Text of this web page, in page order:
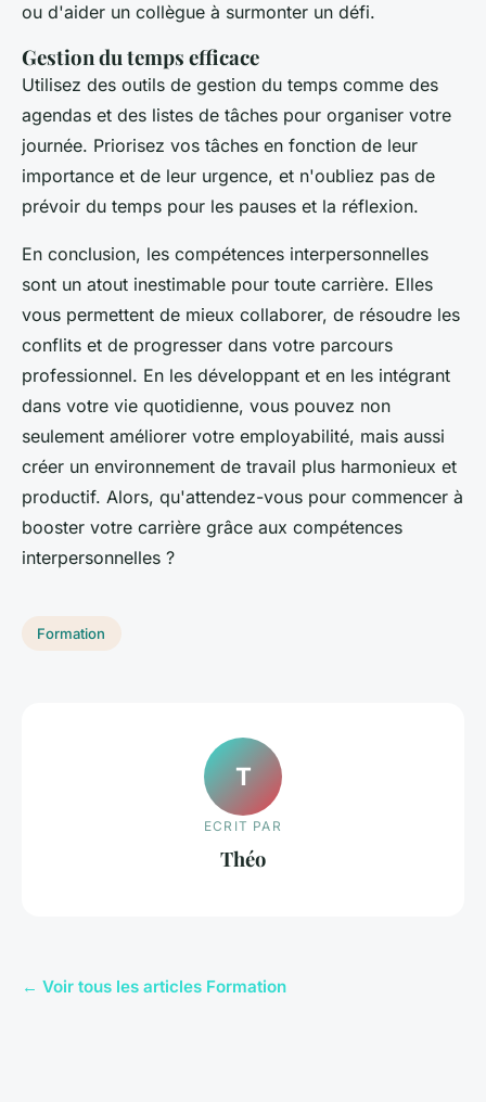
ou d'aider un collègue à surmonter un défi.
Gestion du temps efficace
Utilisez des outils de gestion du temps comme des
agendas et des listes de tâches pour organiser votre
journée. Priorisez vos tâches en fonction de leur
importance et de leur urgence, et n'oubliez pas de
prévoir du temps pour les pauses et la réflexion.
En conclusion, les compétences interpersonnelles
sont un atout inestimable pour toute carrière. Elles
vous permettent de mieux collaborer, de résoudre les
conflits et de progresser dans votre parcours
professionnel. En les développant et en les intégrant
dans votre vie quotidienne, vous pouvez non
seulement améliorer votre employabilité, mais aussi
créer un environnement de travail plus harmonieux et
productif. Alors, qu'attendez-vous pour commencer à
booster votre carrière grâce aux compétences
interpersonnelles ?
Formation
T
ECRIT PAR
Théo
← Voir tous les articles Formation